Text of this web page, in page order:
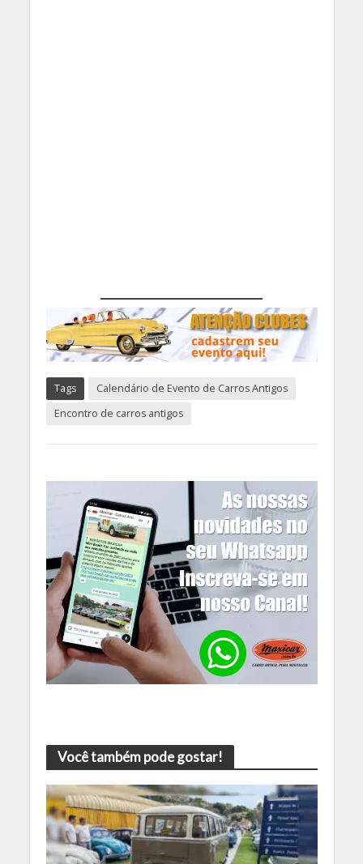
Tags
Calendário de Evento de Carros Antigos
Encontro de carros antigos
Você também pode gostar!